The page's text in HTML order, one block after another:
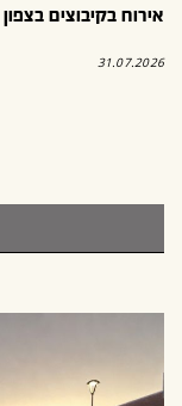
אירוח בקיבוצים בצפון
31.07.2026